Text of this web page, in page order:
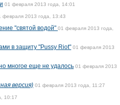
01 февраля 2013 года, 14:01
февраля 2013 года, 13:43
"святой водой" 01 февраля 2013 года,
в защиту "Pussy Riot" 01 февраля 2013
многое еще не удалось 01 февраля 2013
версия) 01 февраля 2013 года, 11:27
10:17